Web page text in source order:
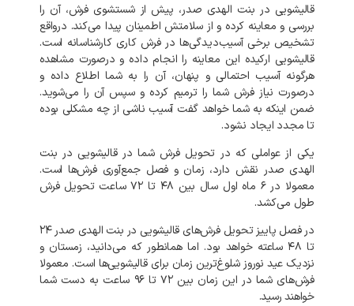
قالیشویی در بنت الهدی صدر، پیش از شستشوی فرش، آن را
بررسی و معاینه کرده و از سلامتش اطمینان پیدا می‌کند. درواقع
تشخیص برخی آسیب‌دیدگی‌ها در فرش کاری کارشناسانه است.
قالیشویی ارکیده این معاینه را انجام داده و درصورت مشاهده
هرگونه آسیب احتمالی و پنهان، آن را به شما اطلاع داده و
درصورت نیاز فرش شما را ترمیم کرده و سپس آن را می‌شوید.
ضمن اینکه به شما خواهد گفت آسیب ناشی از چه مشکلی بوده
تا مجدد ایجاد نشود.
یکی از عواملی که در تحویل فرش شما درقالیشویی در بنت
الهدی صدر نقش دارد، زمان و فصل جمع‌آوری فرش‌ها است.
معمولا در ۶ ماه اول سال بین ۴۸ تا ۷۲ ساعت تحویل فرش
طول می‌کشد.
در فصل پاییز تحویل فرش‌های قالیشویی در بنت الهدی صدر ۲۴
تا ۴۸ ساعته خواهد بود. اما همانطور که می‌دانید، زمستان و
نزدیک عید نوروز شلوغ‌ترین زمان برای قالیشویی‌ها است. معمولا
فرش‌های شما در این زمان بین ۷۲ تا ۹۶ ساعت به دست شما
خواهند رسید.